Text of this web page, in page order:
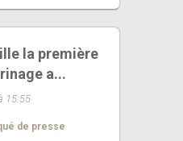
la première
a...
15:55
de presse